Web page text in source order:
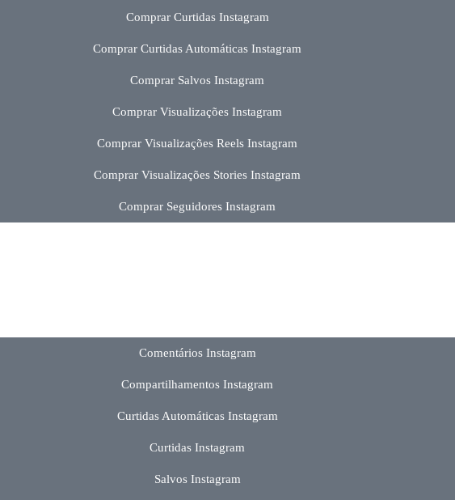
Comprar Curtidas Instagram
Comprar Curtidas Automáticas Instagram
Comprar Salvos Instagram
Comprar Visualizações Instagram
Comprar Visualizações Reels Instagram
Comprar Visualizações Stories Instagram
Comprar Seguidores Instagram
Comentários Instagram
Compartilhamentos Instagram
Curtidas Automáticas Instagram
Curtidas Instagram
Salvos Instagram